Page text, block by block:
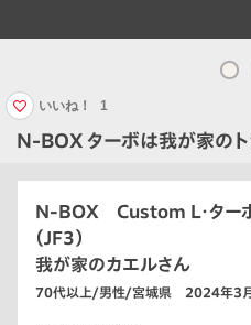
N-BOX ターボは我が家のト
いいね！ 1
N-BOX Custom L・ターボ
（JF3）
我が家のカエルさん
70代以上/男性/宮城県 2024年3